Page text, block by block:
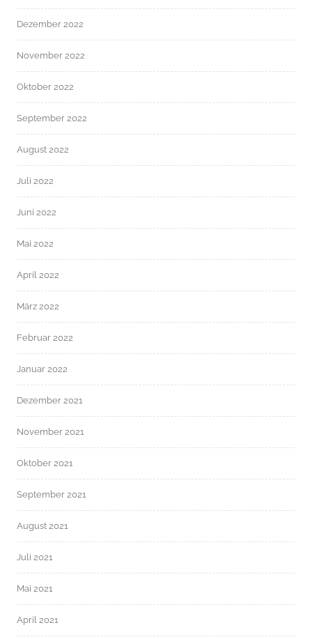
Dezember 2022
November 2022
Oktober 2022
September 2022
August 2022
Juli 2022
Juni 2022
Mai 2022
April 2022
März 2022
Februar 2022
Januar 2022
Dezember 2021
November 2021
Oktober 2021
September 2021
August 2021
Juli 2021
Mai 2021
April 2021